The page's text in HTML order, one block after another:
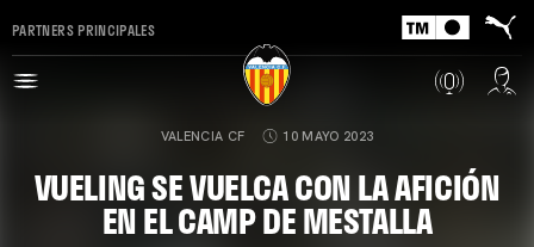
PARTNERS PRINCIPALES
VALENCIA CF 10 MAYO 2023
VUELING SE VUELCA CON LA AFICIÓN
EN EL CAMP DE MESTALLA